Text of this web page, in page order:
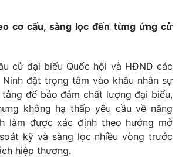
tương lai
Podcast
cơ cấu, sàng lọc đến từng ứng cử
cử đại biểu Quốc hội và HĐND các
Ninh đặt trọng tâm vào khâu nhân sự
để bảo đảm chất lượng đại biểu,
không hạ thấp yêu cầu về năng
làm được xác định theo hướng mở
kỹ và sàng lọc nhiều vòng trước
hiệp thương.